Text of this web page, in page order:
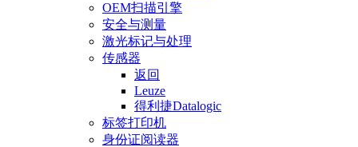
OEM扫描引擎
安全与测量
激光标记与处理
传感器
返回
Leuze
得利捷Datalogic
标签打印机
身份证阅读器